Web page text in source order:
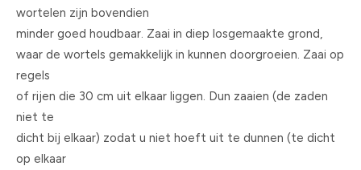
wortelen zijn bovendien
minder goed houdbaar. Zaai in diep losgemaakte grond,
waar de wortels gemakkelijk in kunnen doorgroeien. Zaai op
regels
of rijen die 30 cm uit elkaar liggen. Dun zaaien (de zaden
niet te
dicht bij elkaar) zodat u niet hoeft uit te dunnen (te dicht
op elkaar